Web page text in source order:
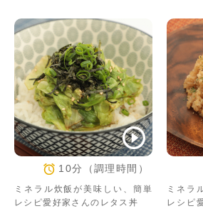
10分（調理時間）
ミネラル炊飯が美味しい、簡単
レシピ愛好家さんのレタス丼
ミネラ
レシピ